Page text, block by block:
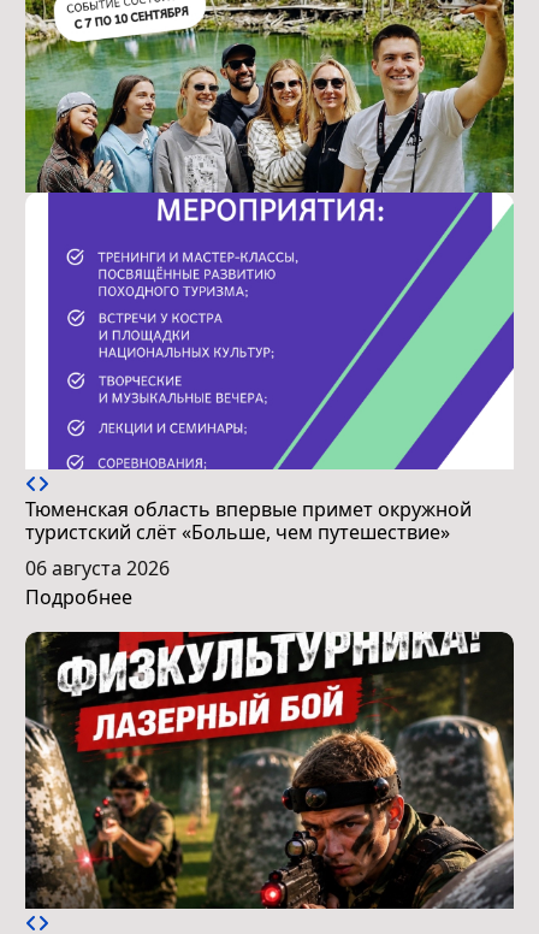
Тюменская область впервые примет окружной
туристский слёт «Больше, чем путешествие»
06 августа 2026
Подробнее